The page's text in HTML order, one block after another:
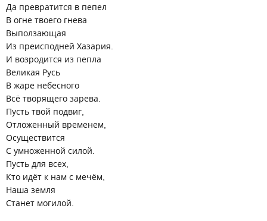
Да превратится в пепел
В огне твоего гнева
Выползающая
Из преисподней Хазария.
И возродится из пепла
Великая Русь
В жаре небесного
Всё творящего зарева.
Пусть твой подвиг,
Отложенный временем,
Осуществится
С умноженной силой.
Пусть для всех,
Кто идёт к нам с мечём,
Наша земля
Станет могилой.